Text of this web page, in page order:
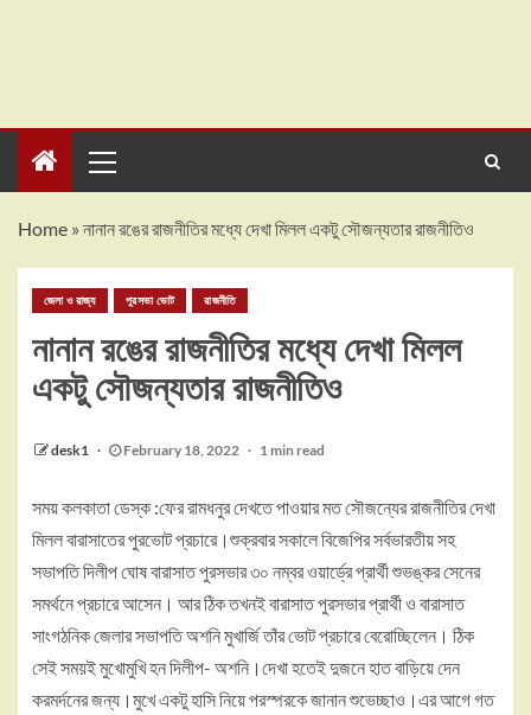
Home » নানান রঙের রাজনীতির মধ্যে দেখা মিলল একটু সৌজন্যতার রাজনীতিও
জেলা ও রাজ্য পুরসভা ভোট রাজনীতি
নানান রঙের রাজনীতির মধ্যে দেখা মিলল
একটু সৌজন্যতার রাজনীতিও
desk1 February 18, 2022 1 min read
সময় কলকাতা ডেস্ক :ফের রামধনুর দেখতে পাওয়ার মত সৌজন্যের রাজনীতির দেখা
মিলল বারাসাতের পুরভোট প্রচারে।শুক্রবার সকালে বিজেপির সর্বভারতীয় সহ
সভাপতি দিলীপ ঘোষ বারাসাত পুরসভার ৩০ নম্বর ওয়ার্ডে্র প্রার্থী শুভঙ্কর সেনের
সমর্থনে প্রচারে আসেন। আর ঠিক তখনই বারাসাত পুরসভার প্রার্থী ও বারাসাত
সাংগঠনিক জেলার সভাপতি অশনি মুখার্জি তাঁর ভোট প্রচারে বেরোচ্ছিলেন। ঠিক
সেই সময়ই মুখোমুখি হন দিলীপ- অশনি।দেখা হতেই দুজনে হাত বাড়িয়ে দেন
করমর্দনের জন্য।মুখে একটু হাসি নিয়ে পরস্পরকে জানান শুভেচ্ছাও।এর আগে গত